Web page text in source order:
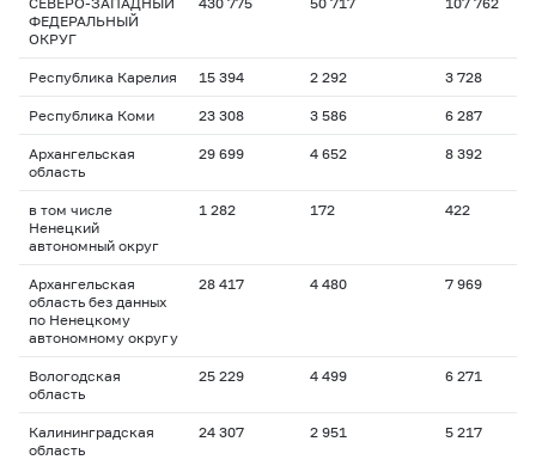
ФЕДЕРАЛЬНЫЙ
ОКРУГ
Республика Карелия 15 394 2 292 3 728
Республика Коми 23 308 3 586 6 287
Архангельская
область
29 699 4 652 8 392
в том числе
Ненецкий
автономный округ
1 282 172 422
Архангельская
область без данных
по Ненецкому
автономному округу
28 417 4 480 7 969
Вологодская
область
25 229 4 499 6 271
Калининградская
область
24 307 2 951 5 217